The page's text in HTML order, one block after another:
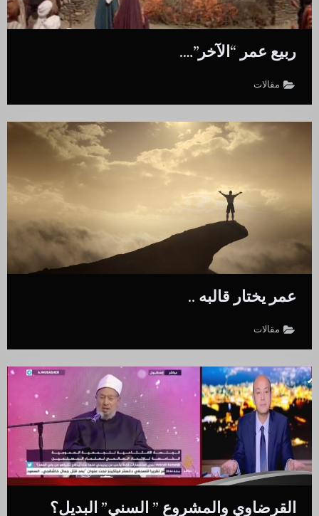
ربيع عمر “الآخر”….
مقالات
عمر يختار قالبه ..
مقالات
القرضاوي والمشروع ” السني” البديل؟